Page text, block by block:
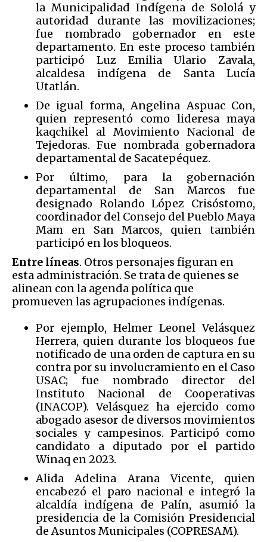
la Municipalidad Indígena de Sololá y
autoridad durante las movilizaciones;
fue nombrado gobernador en este
departamento. En este proceso también
participó Luz Emilia Ulario Zavala,
alcaldesa indígena de Santa Lucía
Utatlán.
De igual forma, Angelina Aspuac Con,
quien representó como lideresa maya
kaqchikel al Movimiento Nacional de
Tejedoras. Fue nombrada gobernadora
departamental de Sacatepéquez.
Por último, para la gobernación
departamental de San Marcos fue
designado Rolando López Crisóstomo,
coordinador del Consejo del Pueblo Maya
Mam en San Marcos, quien también
participó en los bloqueos.
Entre líneas. Otros personajes figuran en
esta administración. Se trata de quienes se
alinean con la agenda política que
promueven las agrupaciones indígenas.
Por ejemplo, Helmer Leonel Velásquez
Herrera, quien durante los bloqueos fue
notificado de una orden de captura en su
contra por su involucramiento en el Caso
USAC; fue nombrado director del
Instituto Nacional de Cooperativas
(INACOP). Velásquez ha ejercido como
abogado asesor de diversos movimientos
sociales y campesinos. Participó como
candidato a diputado por el partido
Winaq en 2023.
Alida Adelina Arana Vicente, quien
encabezó el paro nacional e integró la
alcaldía indígena de Palín, asumió la
presidencia de la Comisión Presidencial
de Asuntos Municipales (COPRESAM).